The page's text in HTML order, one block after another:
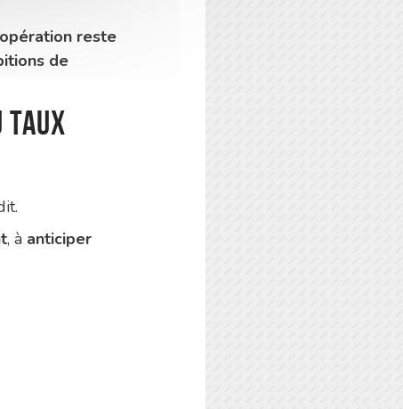
opération reste
de
taux
, à anticiper